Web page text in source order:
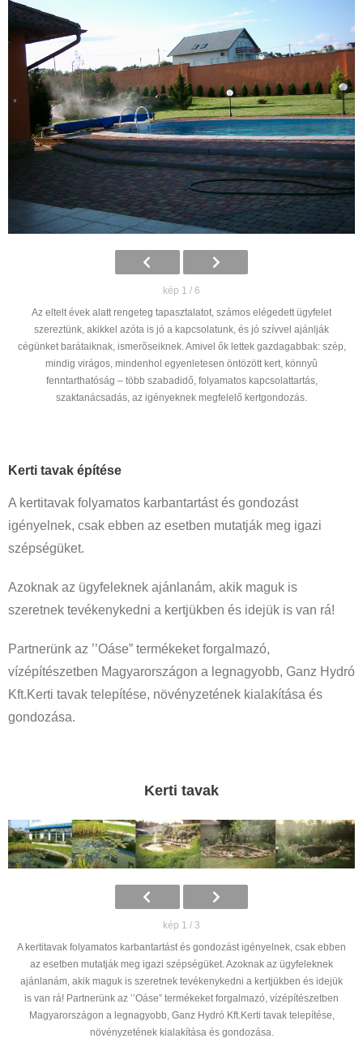
kép 1 / 6
Az eltelt évek alatt rengeteg tapasztalatot, számos elégedett ügyfelet
szereztünk, akikkel azóta is jó a kapcsolatunk, és jó szívvel ajánlják
cégünket barátaiknak, ismerõseiknek. Amivel ők lettek gazdagabbak: szép,
mindig virágos, mindenhol egyenletesen öntözött kert, könnyû
fenntarthatóság – több szabadidő, folyamatos kapcsolattartás,
szaktanácsadás, az igényeknek megfelelő kertgondozás.
Kerti tavak építése
A kertitavak folyamatos karbantartást és gondozást
igényelnek, csak ebben az esetben mutatják meg igazi
szépségüket.
Azoknak az ügyfeleknek ajánlanám, akik maguk is
szeretnek tevékenykedni a kertjükben és idejük is van rá!
Partnerünk az ’’Oáse” termékeket forgalmazó,
vízépítészetben Magyarországon a legnagyobb, Ganz Hydró
Kft.Kerti tavak telepítése, növényzetének kialakítása és
gondozása.
Kerti tavak
kép 1 / 3
A kertitavak folyamatos karbantartást és gondozást igényelnek, csak ebben
az esetben mutatják meg igazi szépségüket. Azoknak az ügyfeleknek
ajánlanám, akik maguk is szeretnek tevékenykedni a kertjükben és idejük
is van rá! Partnerünk az ’’Oáse” termékeket forgalmazó, vízépítészetben
Magyarországon a legnagyobb, Ganz Hydró Kft.Kerti tavak telepítése,
növényzetének kialakítása és gondozása.